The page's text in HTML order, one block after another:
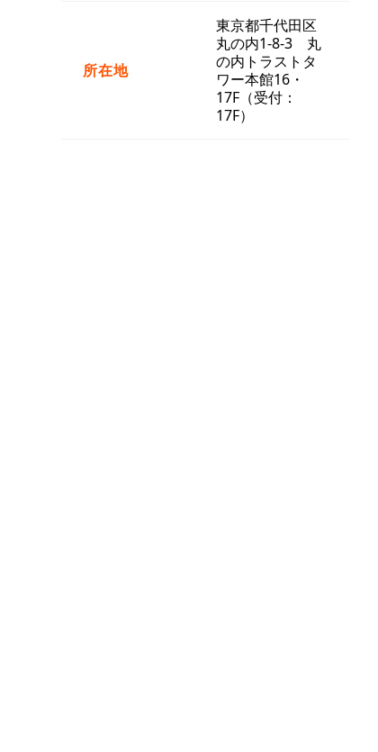
所在地
東京都千代田区
丸の内1-8-3 丸
の内トラストタ
ワー本館16・
17F（受付：
17F）